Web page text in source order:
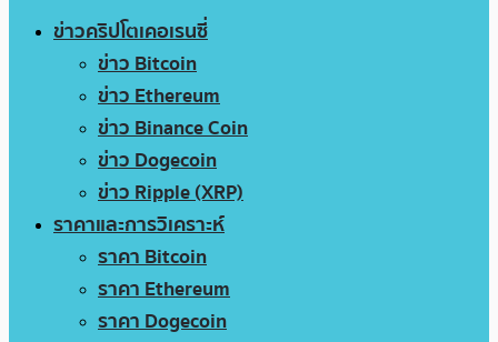
ข่าวคริปโตเคอเรนซี่
ข่าว Bitcoin
ข่าว Ethereum
ข่าว Binance Coin
ข่าว Dogecoin
ข่าว Ripple (XRP)
ราคาและการวิเคราะห์
ราคา Bitcoin
ราคา Ethereum
ราคา Dogecoin